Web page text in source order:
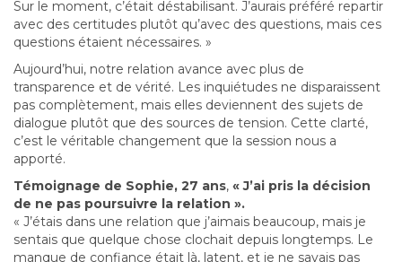
Sur le moment, c’était déstabilisant. J’aurais préféré repartir
avec des certitudes plutôt qu’avec des questions, mais ces
questions étaient nécessaires. »
Aujourd’hui, notre relation avance avec plus de
transparence et de vérité. Les inquiétudes ne disparaissent
pas complètement, mais elles deviennent des sujets de
dialogue plutôt que des sources de tension. Cette clarté,
c’est le véritable changement que la session nous a
apporté.
Témoignage de Sophie, 27 ans, « J’ai pris la décision
de ne pas poursuivre la relation ».
« J’étais dans une relation que j’aimais beaucoup, mais je
sentais que quelque chose clochait depuis longtemps. Le
manque de confiance était là, latent, et je ne savais pas